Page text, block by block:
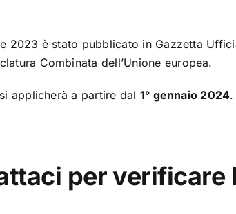
2023 è stato pubblicato in Gazzetta
Combinata dell’Unione europea.
applicherà a partire dal 1° gennaio 2024.
per verificare